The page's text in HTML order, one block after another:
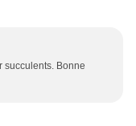
succulents. Bonne